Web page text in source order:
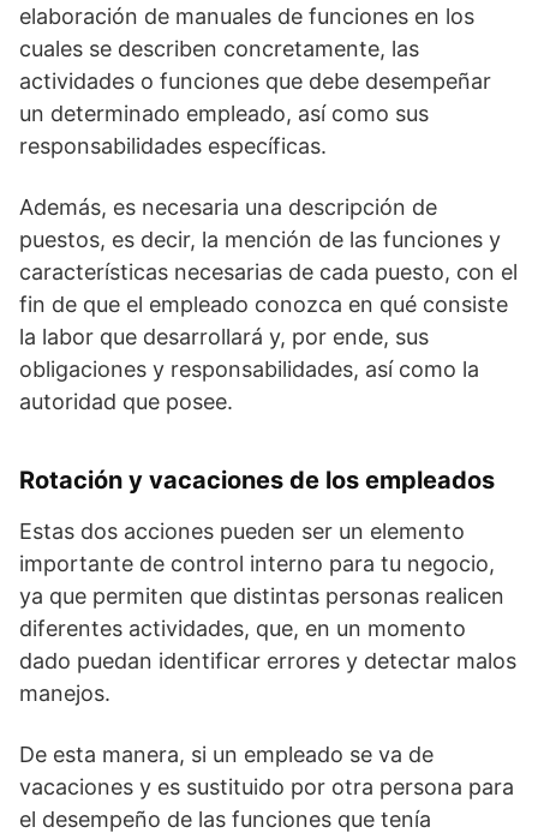
elaboración de manuales de funciones en los
cuales se describen concretamente, las
actividades o funciones que debe desempeñar
un determinado empleado, así como sus
responsabilidades específicas.
Además, es necesaria una descripción de
puestos, es decir, la mención de las funciones y
características necesarias de cada puesto, con el
fin de que el empleado conozca en qué consiste
la labor que desarrollará y, por ende, sus
obligaciones y responsabilidades, así como la
autoridad que posee.
Rotación y vacaciones de los empleados
Estas dos acciones pueden ser un elemento
importante de control interno para tu negocio,
ya que permiten que distintas personas realicen
diferentes actividades, que, en un momento
dado puedan identificar errores y detectar malos
manejos.
De esta manera, si un empleado se va de
vacaciones y es sustituido por otra persona para
el desempeño de las funciones que tenía